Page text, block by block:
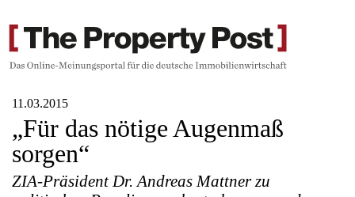
11.03.2015
„Für das nötige Augenmaß
sorgen“
ZIA-Präsident Dr. Andreas Mattner zu